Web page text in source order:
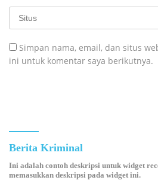
Simpan nama, email, dan situs
ini untuk komentar saya berikutnya.
Berita Kriminal
Ini adalah contoh deskripsi untuk widget
memasukkan deskripsi pada widget ini.